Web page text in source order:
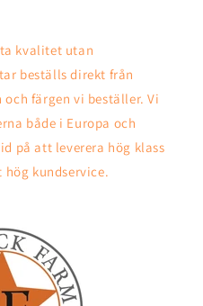
kvalitet utan
beställs direkt från
färgen vi beställer. Vi
både i Europa och
på att leverera hög klass
kundservice.